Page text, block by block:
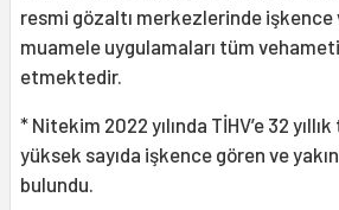
resmi gözaltı merkezlerinde işkence
muamele uygulamaları tüm
etmektedir.
* Nitekim 2022 yılında TİHV’e 32
yüksek sayıda işkence gören ve
bulundu.